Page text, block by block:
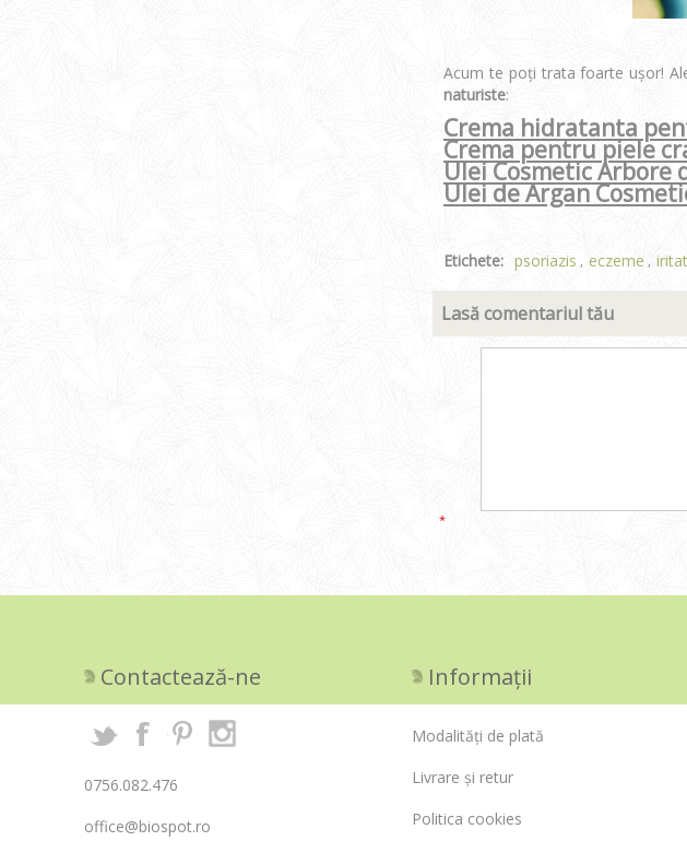
Acum te poți trata foarte ușor!
naturiste:
Crema hidratanta
Crema pentru piele
Ulei Cosmetic Arbore
Ulei de Argan
Etichete: psoriazis , eczeme ,
Lasă comentariul tău
*
Contactează-ne
0756.082.476
office@biospot.ro
Informații
Modalități de plată
Livrare și retur
Politica cookies